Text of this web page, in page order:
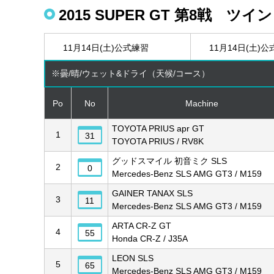
2015 SUPER GT 第8戦 ツイ
11月14日(土)公式練習 11月14日(土)公
※曇/晴/ウェット&ドライ（天候/コース）
Po No Machine
1 31
TOYOTA PRIUS apr GT
TOYOTA PRIUS / RV8K
2 0
グッドスマイル 初音ミク SLS
Mercedes-Benz SLS AMG GT3 / M159
3 11
GAINER TANAX SLS
Mercedes-Benz SLS AMG GT3 / M159
4 55
ARTA CR-Z GT
Honda CR-Z / J35A
5 65
LEON SLS
Mercedes-Benz SLS AMG GT3 / M159